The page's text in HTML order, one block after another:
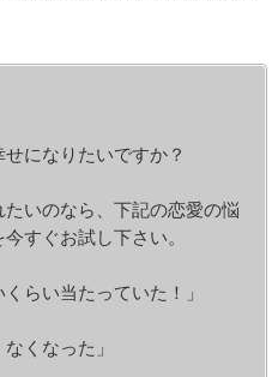
になりたいですか？
いのなら、下記の恋愛の悩
すぐお試し下さい。
らい当たっていた！」
くなった」